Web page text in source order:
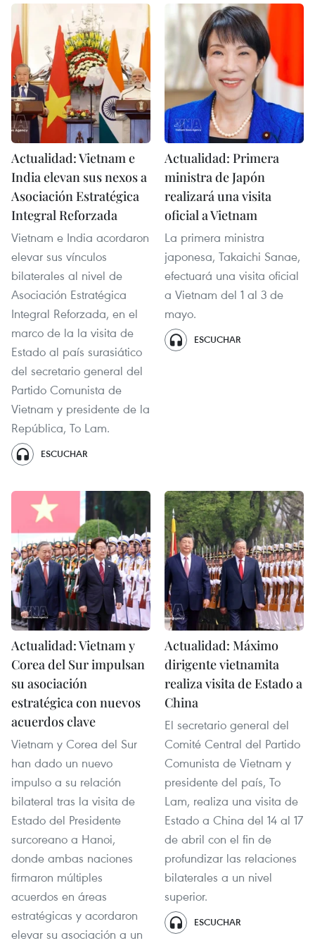
Actualidad: Vietnam e
India elevan sus nexos a
Asociación Estratégica
Integral Reforzada
Vietnam e India acordaron
elevar sus vínculos
bilaterales al nivel de
Asociación Estratégica
Integral Reforzada, en el
marco de la la visita de
Estado al país surasiático
del secretario general del
Partido Comunista de
Vietnam y presidente de la
República, To Lam.
ESCUCHAR
Actualidad: Primera
ministra de Japón
realizará una visita
oficial a Vietnam
La primera ministra
japonesa, Takaichi Sanae,
efectuará una visita oficial
a Vietnam del 1 al 3 de
mayo.
ESCUCHAR
Actualidad: Vietnam y
Corea del Sur impulsan
su asociación
estratégica con nuevos
acuerdos clave
Vietnam y Corea del Sur
han dado un nuevo
impulso a su relación
bilateral tras la visita de
Estado del Presidente
surcoreano a Hanoi,
donde ambas naciones
firmaron múltiples
acuerdos en áreas
estratégicas y acordaron
elevar su asociación a un
Actualidad: Máximo
dirigente vietnamita
realiza visita de Estado a
China
El secretario general del
Comité Central del Partido
Comunista de Vietnam y
presidente del país, To
Lam, realiza una visita de
Estado a China del 14 al 17
de abril con el fin de
profundizar las relaciones
bilaterales a un nivel
superior.
ESCUCHAR